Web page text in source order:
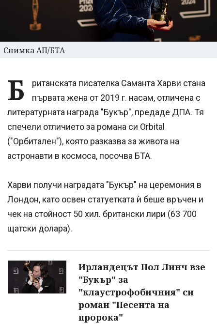
Снимка АП/БТА
Б
ританската писателка Саманта Харви стана
първата жена от 2019 г. насам, отличена с
литературната награда "Букър", предаде ДПА. Тя
спечели отличието за романа си Orbital
("Орбитален"), която разказва за живота на
астронавти в космоса, посочва БТА.
Харви получи наградата "Букър" на церемония в
Лондон, като освен статуетката ѝ беше връчен и
чек на стойност 50 хил. британски лири (63 700
щатски долара).
Ирландецът Пол Линч взе
"Букър" за
"клаустрофобичния" си
роман "Песента на
пророка"